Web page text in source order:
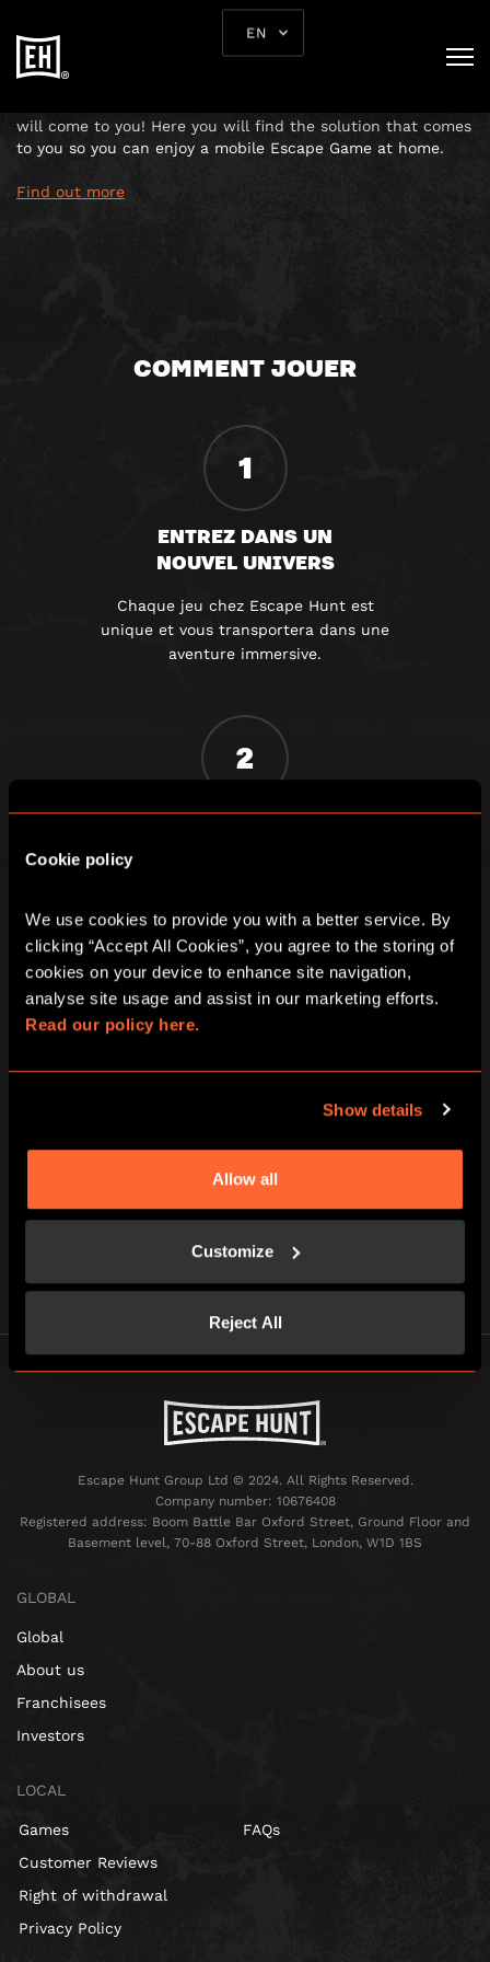
Cookie policy
We use cookies to provide you with a better service. By
clicking “Accept All Cookies”, you agree to the storing of
cookies on your device to enhance site navigation,
Read our policy here.
Show details
Allow all
Customize
Reject All
EN
MOBILE ESCAPE GAME
FOR COMPANIES
will come to you! Here you will find the solution that comes
to you so you can enjoy a mobile Escape Game at home.
Find out more
COMMENT JOUER
1
ENTREZ DANS UN
NOUVEL UNIVERS
Chaque jeu chez Escape Hunt est
unique et vous transportera dans une
aventure immersive.
2
ET TROUVEZ LES INDICES
travaillez en équipe pour résoudre une
série d’énigmes.
JOUEZ CONTRE LA MONTRE
Vous disposez d’une heure pour
retrouver votre liberté, si vous le
Escape Hunt Group Ltd © 2024. All Rights Reserved.
Company number: 10676408
Registered address: Boom Battle Bar Oxford Street, Ground Floor and
Basement level, 70-88 Oxford Street, London, W1D 1BS
GLOBAL
Global
About us
Franchisees
Investors
LOCAL
Games
Customer Reviews
Right of withdrawal
Privacy Policy
FAQs